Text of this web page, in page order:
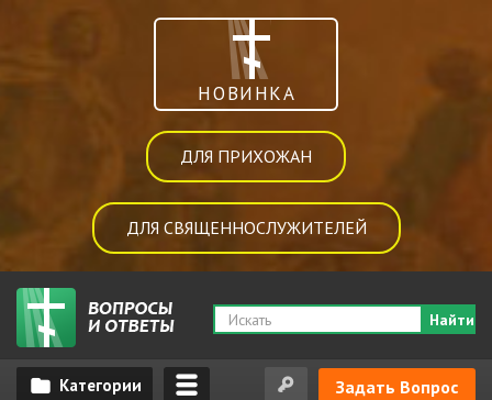
НОВИНКА
ДЛЯ ПРИХОЖАН
ДЛЯ СВЯЩЕННОСЛУЖИТЕЛЕЙ
Найти
Задать Вопрос